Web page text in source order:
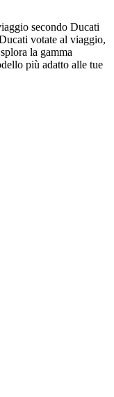
secondo Ducati
votate al viaggio,
la gamma
più adatto alle tue